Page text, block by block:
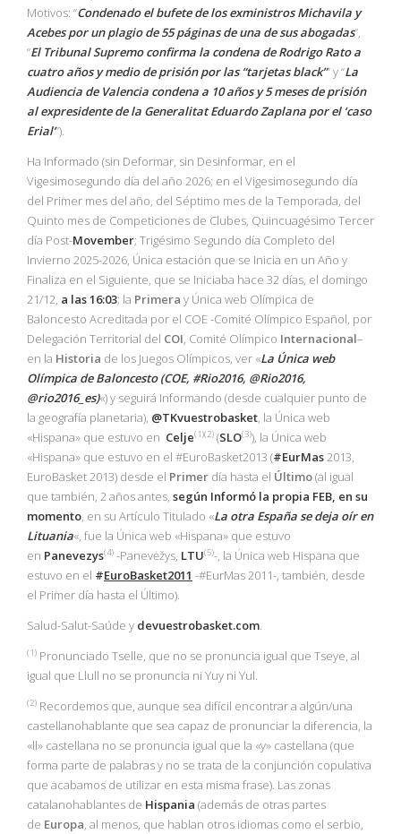
Motivos: “Condenado el bufete de los exministros Michavila y
Acebes por un plagio de 55 páginas de una de sus abogadas”,
“El Tribunal Supremo confirma la condena de Rodrigo Rato a
cuatro años y medio de prisión por las “tarjetas black”” y “La
Audiencia de Valencia condena a 10 años y 5 meses de prisión
al expresidente de la Generalitat Eduardo Zaplana por el ‘caso
Erial’”).
Ha Informado (sin Deformar, sin Desinformar, en el
Vigesimosegundo día del año 2026; en el Vigesimosegundo día
del Primer mes del año, del Séptimo mes de la Temporada, del
Quinto mes de Competiciones de Clubes, Quincuagésimo Tercer
día Post-Movember; Trigésimo Segundo día Completo del
Invierno 2025-2026, Única estación que se Inicia en un Año y
Finaliza en el Siguiente, que se Iniciaba hace 32 días, el domingo
21/12, a las 16:03; la Primera y Única web Olímpica de
Baloncesto Acreditada por el COE -Comité Olímpico Español, por
Delegación Territorial del COI, Comité Olímpico Internacional–
en la Historia de los Juegos Olímpicos, ver «La Única web
Olímpica de Baloncesto (COE, #Rio2016, @Rio2016,
@rio2016_es)«) y seguirá Informando (desde cualquier punto de
la geografía planetaria), @TKvuestrobasket, la Única web
«Hispana» que estuvo en Celje(1)(2) (SLO(3)), la Única web
«Hispana» que estuvo en el #EuroBasket2013 (#EurMas2013,
EuroBasket 2013) desde el Primer día hasta el Último(al igual
que también, 2 años antes, según Informó la propia FEB, en su
momento, en su Artículo Titulado «La otra España se deja oír en
Lituania«, fue la Única web «Hispana» que estuvo
en Panevezys(4) -Panevėžys, LTU(5)-, la Única web Hispana que
estuvo en el #EuroBasket2011 -#EurMas 2011-, también, desde
el Primer día hasta el Último).
Salud-Salut-Saúde y devuestrobasket.com.
(1) Pronunciado Tselle, que no se pronuncia igual que Tseye, al
igual que Llull no se pronuncia ni Yuy ni Yul.
(2) Recordemos que, aunque sea difícil encontrar a algún/una
castellanohablante que sea capaz de pronunciar la diferencia, la
«ll» castellana no se pronuncia igual que la «y» castellana (que
forma parte de palabras y no se trata de la conjunción copulativa
que acabamos de utilizar en esta misma frase). Las zonas
catalanohablantes de Hispania (además de otras partes
de Europa, al menos, que hablan otros idiomas como el serbio,